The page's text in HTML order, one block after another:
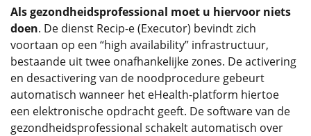
Als gezondheidsprofessional moet u hiervoor niets
doen. De dienst Recip-e (Executor) bevindt zich
voortaan op een “high availability” infrastructuur,
bestaande uit twee onafhankelijke zones. De activering
en desactivering van de noodprocedure gebeurt
automatisch wanneer het eHealth-platform hiertoe
een elektronische opdracht geeft. De software van de
gezondheidsprofessional schakelt automatisch over